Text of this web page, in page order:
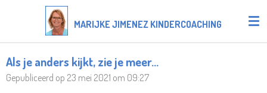
de
hoofdinhoud
MARIJKE JIMENEZ KINDERCOACHING
Als je anders kijkt, zie je meer...
Gepubliceerd op 23 mei 2021 om 09:27